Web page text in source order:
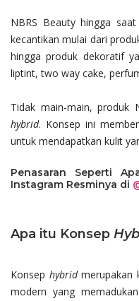
NBRS Beauty hingga
kecantikan mulai dari
hingga produk dekoratif
liptint, two way cake,
Tidak main-main, produk
hybrid. Konsep ini
untuk mendapatkan kulit
Penasaran Seperti
Instagram Resminya di
Apa itu Konsep
Konsep hybridmerupakan
modern yang